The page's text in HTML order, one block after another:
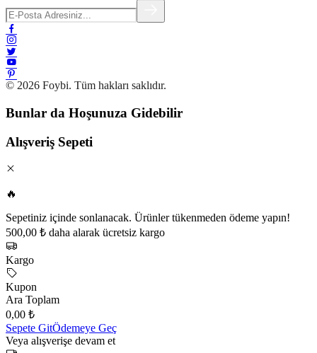
© 2026 Foybi. Tüm hakları saklıdır.
Bunlar da Hoşunuza Gidebilir
Alışveriş Sepeti
🔥
Sepetiniz içinde sonlanacak. Ürünler tükenmeden ödeme yapın!
500,00 ₺ daha alarak ücretsiz kargo
Kargo
Kupon
Ara Toplam
0,00 ₺
Sepete GitÖdemeye Geç
Veya alışverişe devam et